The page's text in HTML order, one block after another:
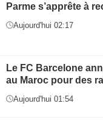
Parme s’apprête à
Aujourd'hui 02:17
Le FC Barcelone
au Maroc pour des
Aujourd'hui 01:54